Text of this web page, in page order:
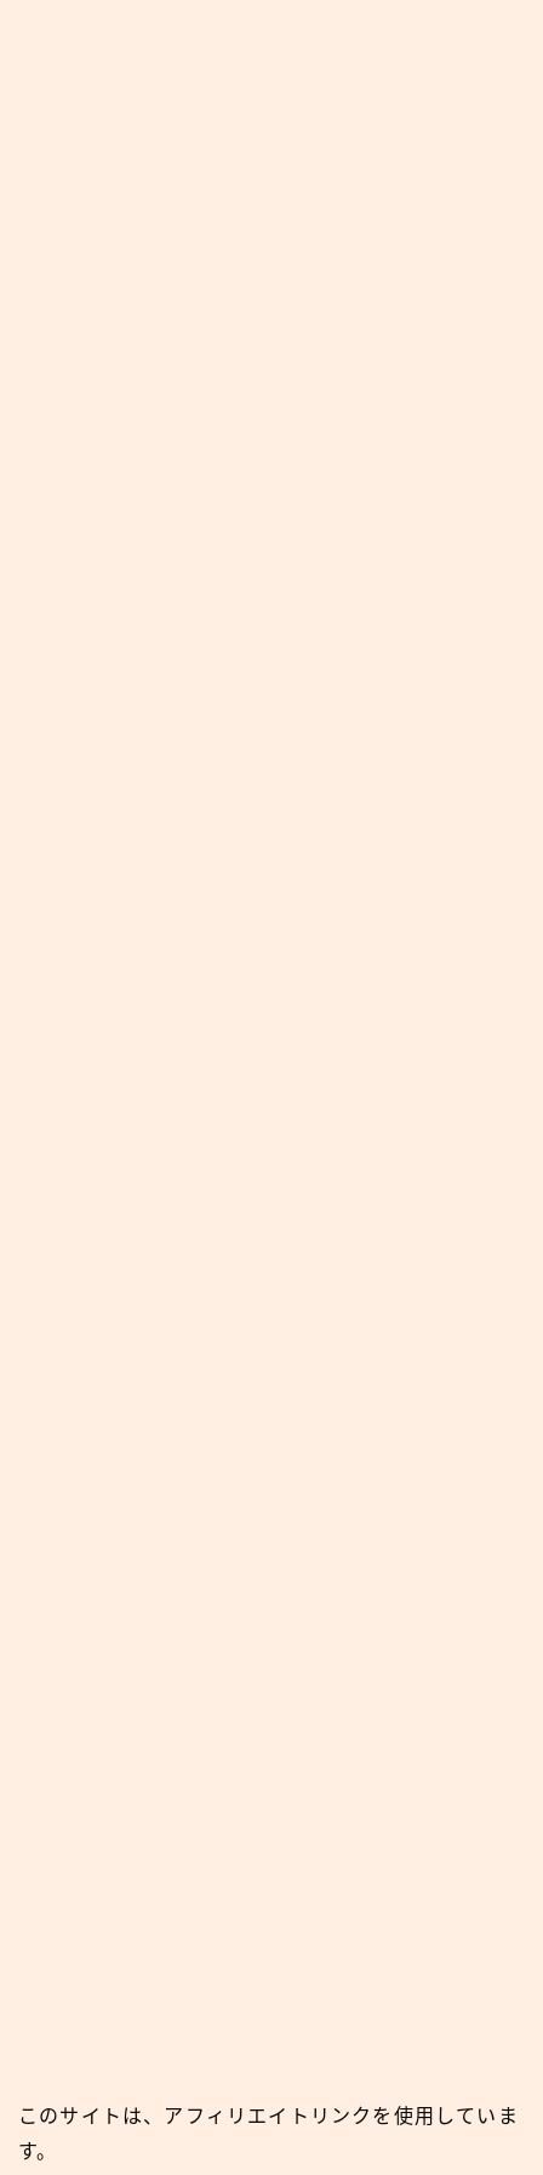
このサイトは、アフィリエイトリンクを使用していま
す。